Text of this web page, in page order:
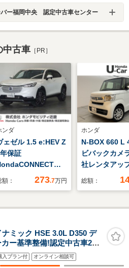
バー福岡中央 認定中古車センター
中古車 ［PR］
ンダ
ェゼル 1.5 e:HEV Z
保証
デ
ィスプレイ 前後ドラ
クルーズコントロー
シートヒータ
スマートキー2
電動リアゲート
額： 273.7万円
ホンダ
N-BOX 660 L
ビバックカメ
社レンタアッ
総額：
ミック HSE 3.0L D350 デ
ー基準整備!認定中古車2年
入プラン付 オンライン相談可